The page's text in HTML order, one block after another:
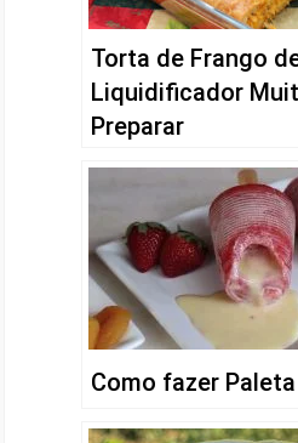
Torta de Frango
Liquidificador
Preparar
Como fazer